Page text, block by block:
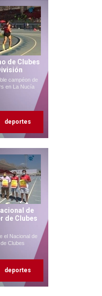
de Clubes
campéon de
en La Nucía
deportes
de
de Clubes
el Nacional de
Clubes
deportes